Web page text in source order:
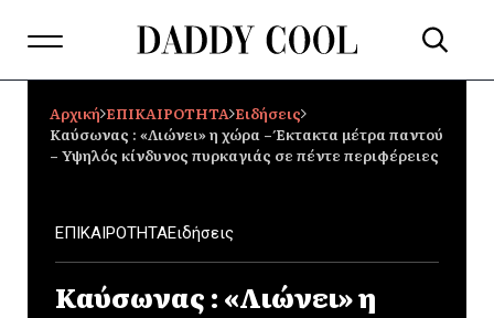
Αρχική ΕΠΙΚΑΙΡΟΤΗΤΑ Ειδήσεις
Kαύσωνας : «Λιώνει» η χώρα – Έκτακτα μέτρα παντού
– Υψηλός κίνδυνος πυρκαγιάς σε πέντε περιφέρειες
ΕΠΙΚΑΙΡΟΤΗΤΑΕιδήσεις
Kαύσωνας : «Λιώνει» η